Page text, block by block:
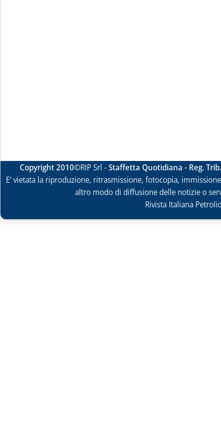
Copyright 2010©RIP Srl -Staffetta Quotidiana - Reg.
E' vietata la riproduzione, ritrasmissione, fotocopia,
altro modo di diffusione delle notizie o
Rivista Italiana